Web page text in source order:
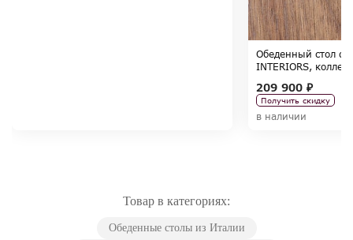
Обеденный стол
INTERIORS,
209 900 ₽
Получить скидку
в наличии
Товар в категориях:
Обеденные столы из Италии